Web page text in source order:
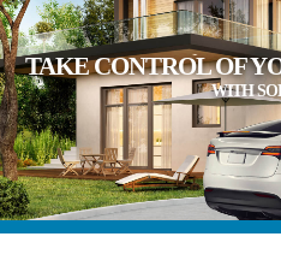
TAKE CONTROL OF
WITH